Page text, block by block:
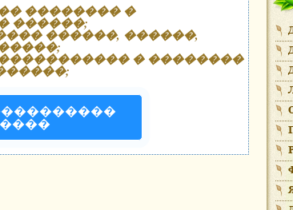
�������� �
������;
������, ������,
� ��������